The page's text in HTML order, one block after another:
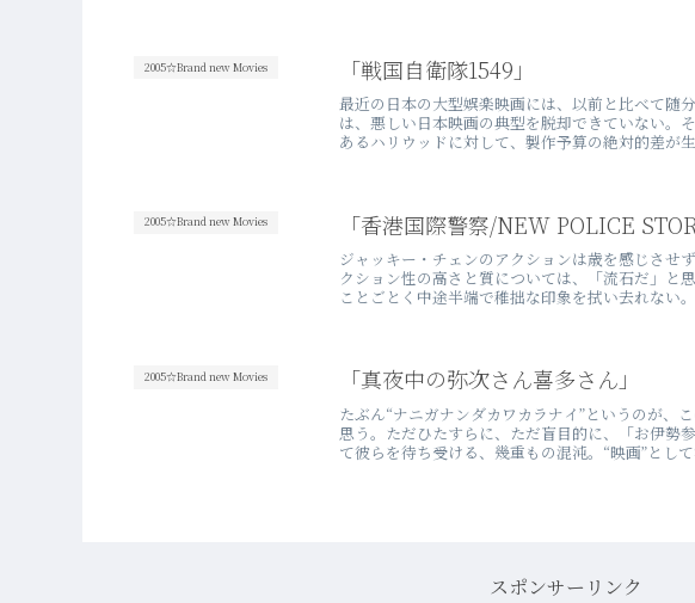
2005☆Brand new Movies 「戦国自衛隊1549」
最近の日本の大型娯楽映画には、以前と比べて随
は、悪しい日本映画の典型を脱却できていない。
あるハリウッドに対して、製作予算の絶対的差
2005☆Brand new Movies 「香港国際警察/NEW POLICE
ジャッキー・チェンのアクションは歳を感じさせ
クション性の高さと質については、「流石だ」と
ことごとく中途半端で稚拙な印象を拭い去れな
2005☆Brand new Movies 「真夜中の弥次さん喜多さん」
たぶん“ナニガナンダカワカラナイ”というのが、
思う。ただひたすらに、ただ盲目的に、「お伊勢
て彼らを待ち受ける、幾重もの混沌。“映画”と
スポンサーリンク